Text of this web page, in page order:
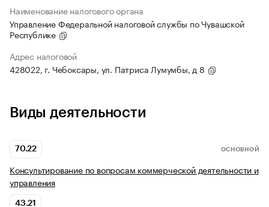
Наименование налогового органа
Управление Федеральной налоговой службы по Чувашской
Республике
Адрес налоговой
428022, г. Чебоксары, ул. Патриса Лумумбы, д 8
Виды деятельности
70.22 ОСНОВНОЙ
Консультирование по вопросам коммерческой деятельности и
управления
43.21